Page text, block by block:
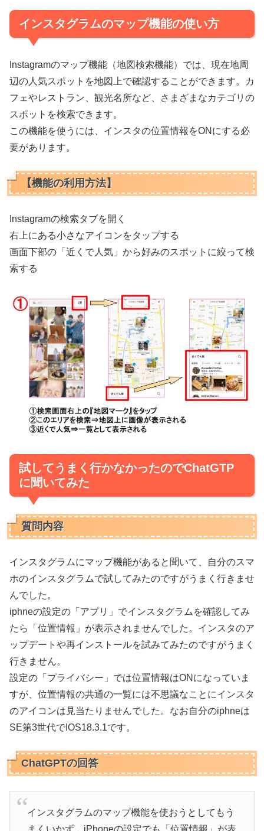
インスタグラムのマップ機能の使い方
Instagramのマップ機能（地図検索機能）では、現在地周
辺の人気スポットを地図上で確認することができます。カ
フェやレストラン、観光名所など、さまざまなカテゴリの
スポットを検索できます。
この機能を使うには、インスタの位置情報をONにする必
要があります。
【機能の利用方法】
Instagramの検索タブを開く
右上にある小さなアイコンをタップする
画面下部の「近くで人気」から好みのスポットに絞って検
索する
試してうまく行かなかったのでChatGTP
に聞いてみた
質問内容
インスタグラムにマップ機能があると聞いて、自分のスマ
ホのインスタグラムで試してみたのですがうまく行きませ
んでした。
iphneの設定の「アプリ」でインスタグラムを確認してみ
たら「位置情報」が表示されませんでした。インスタのア
ップデートや再インストールを試みてみたのですがうまく
行きません。
設定の「プライバシー」では位置情報はONになっていま
すが、位置情報の共通の一覧には不思議なことにインスタ
のアイコンは見当たりませんでした。なお自分のiphneは
SE第3世代でIOS18.3.1です。
ChatGPTの回答
インスタグラムのマップ機能を使おうとしてもう